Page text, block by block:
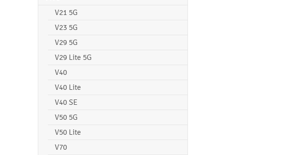
V21 5G
V23 5G
V29 5G
V29 Lite 5G
V40
V40 Lite
V40 SE
V50 5G
V50 Lite
V70